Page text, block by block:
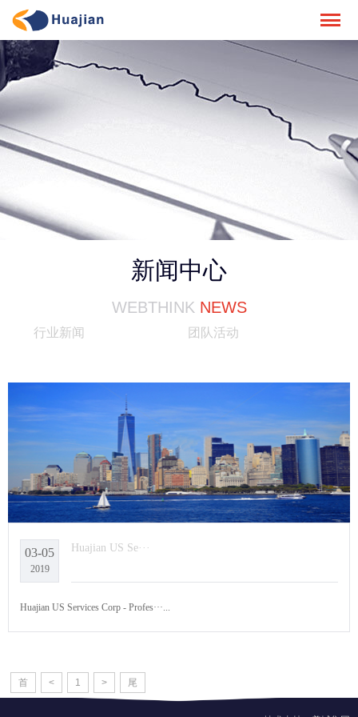
新闻中心
WEBTHINK NEWS
行业新闻 团队活动
03-05
2019
Huajian US Se···
Huajian US Services Corp - Profes···...
首 < 1 > 尾